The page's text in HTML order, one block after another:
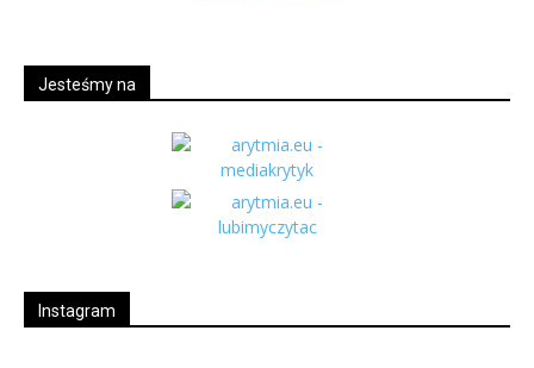
Jesteśmy na
Instagram